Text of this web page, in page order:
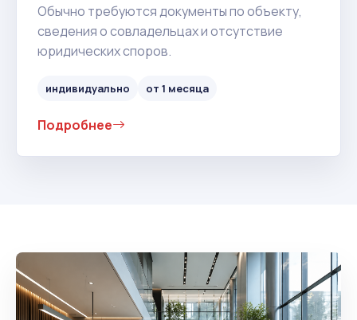
Обычно требуются документы по объекту,
сведения о совладельцах и отсутствие
юридических споров.
индивидуально от 1 месяца
Подробнее